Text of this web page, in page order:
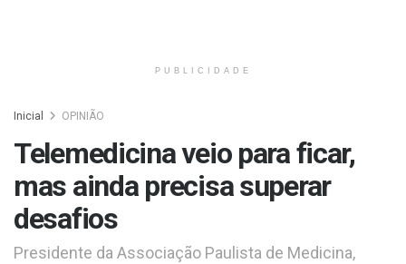
PUBLICIDADE
Inicial OPINIÃO
Telemedicina veio para ficar,
mas ainda precisa superar
desafios
Presidente da Associação Paulista de Medicina,